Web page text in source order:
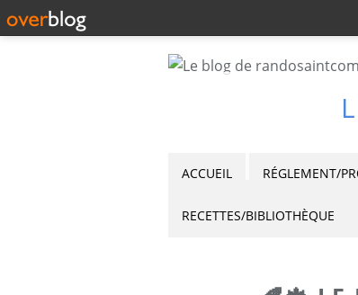
ACCUEIL RÉGLEMENT/
RECETTES/BIBLIOTHÈQUE